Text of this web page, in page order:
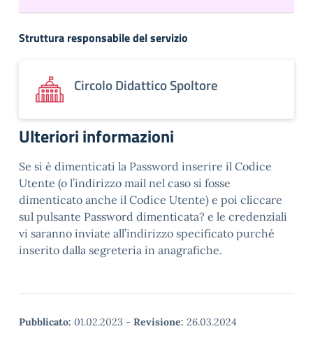
Struttura responsabile del servizio
Circolo Didattico Spoltore
Ulteriori informazioni
Se si è dimenticati la Password inserire il Codice
Utente (o l’indirizzo mail nel caso si fosse
dimenticato anche il Codice Utente) e poi cliccare
sul pulsante Password dimenticata? e le credenziali
vi saranno inviate all’indirizzo specificato purché
inserito dalla segreteria in anagrafiche.
Pubblicato: 01.02.2023 - Revisione: 26.03.2024